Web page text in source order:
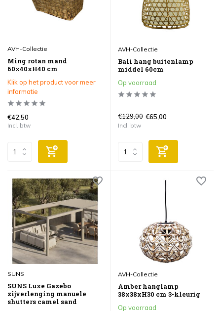
AVH-Collectie
Ming rotan mand
60x40xH40 cm
Klik op het product voor meer
informatie
€42,50
Incl. btw
AVH-Collectie
Bali hang buitenlamp
middel 60cm
Op voorraad
€129,00 €65,00
Incl. btw
SUNS
SUNS Luxe Gazebo
zijverlenging manuele
shutters camel sand
AVH-Collectie
Amber hanglamp
38x38xH30 cm 3-kleurig
Op voorraad